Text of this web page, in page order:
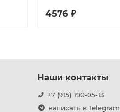
4576 ₽
Наши контакты
+7 (915) 190-05-13
написать в Telegram